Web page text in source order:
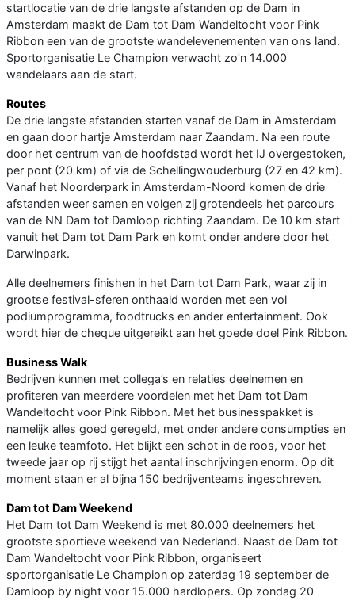
startlocatie van de drie langste afstanden op de Dam in
Amsterdam maakt de Dam tot Dam Wandeltocht voor Pink
Ribbon een van de grootste wandelevenementen van ons land.
Sportorganisatie Le Champion verwacht zo’n 14.000
wandelaars aan de start.
Routes
De drie langste afstanden starten vanaf de Dam in Amsterdam
en gaan door hartje Amsterdam naar Zaandam. Na een route
door het centrum van de hoofdstad wordt het IJ overgestoken,
per pont (20 km) of via de Schellingwouderburg (27 en 42 km).
Vanaf het Noorderpark in Amsterdam-Noord komen de drie
afstanden weer samen en volgen zij grotendeels het parcours
van de NN Dam tot Damloop richting Zaandam. De 10 km start
vanuit het Dam tot Dam Park en komt onder andere door het
Darwinpark.
Alle deelnemers finishen in het Dam tot Dam Park, waar zij in
grootse festival-sferen onthaald worden met een vol
podiumprogramma, foodtrucks en ander entertainment. Ook
wordt hier de cheque uitgereikt aan het goede doel Pink Ribbon.
Business Walk
Bedrijven kunnen met collega’s en relaties deelnemen en
profiteren van meerdere voordelen met het Dam tot Dam
Wandeltocht voor Pink Ribbon. Met het businesspakket is
namelijk alles goed geregeld, met onder andere consumpties en
een leuke teamfoto. Het blijkt een schot in de roos, voor het
tweede jaar op rij stijgt het aantal inschrijvingen enorm. Op dit
moment staan er al bijna 150 bedrijventeams ingeschreven.
Dam tot Dam Weekend
Het Dam tot Dam Weekend is met 80.000 deelnemers het
grootste sportieve weekend van Nederland. Naast de Dam tot
Dam Wandeltocht voor Pink Ribbon, organiseert
sportorganisatie Le Champion op zaterdag 19 september de
Damloop by night voor 15.000 hardlopers. Op zondag 20